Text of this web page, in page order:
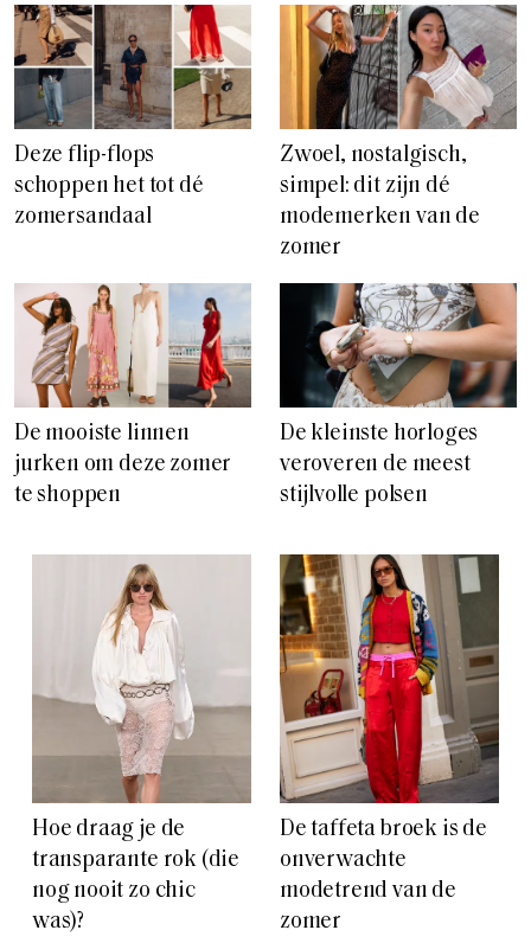
Deze flip-flops
schoppen het tot dé
zomersandaal
Zwoel, nostalgisch,
simpel: dit zijn dé
modemerken van de
zomer
De mooiste linnen
jurken om deze zomer
te shoppen
De kleinste horloges
veroveren de meest
stijlvolle polsen
Hoe draag je de
transparante rok (die
nog nooit zo chic
was)?
De taffeta broek is de
onverwachte
modetrend van de
zomer